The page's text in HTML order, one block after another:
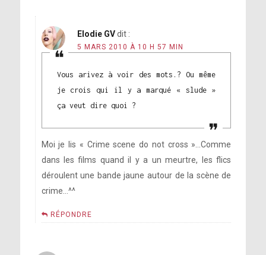
Elodie GV dit :
5 MARS 2010 À 10 H 57 MIN
Vous arivez à voir des mots.? Ou même
je crois qui il y a marqué « slude »
ça veut dire quoi ?
Moi je lis « Crime scene do not cross »…Comme
dans les films quand il y a un meurtre, les flics
déroulent une bande jaune autour de la scène de
crime…^^
RÉPONDRE